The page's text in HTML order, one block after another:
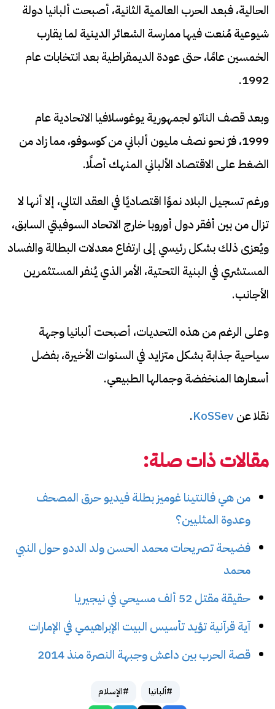
الحالية، فبعد الحرب العالمية الثانية، أصبحت ألبانيا دولة
شيوعية مُنعت فيها ممارسة الشعائر الدينية لما يقارب
الخمسين عامًا، حتى عودة الديمقراطية بعد انتخابات عام
1992.
وبعد قصف الناتو لجمهورية يوغوسلافيا الاتحادية عام
1999، فرّ نحو نصف مليون ألباني من كوسوفو، مما زاد من
الضغط على الاقتصاد الألباني المنهك أصلًا.
ورغم تسجيل البلاد نموًا اقتصاديًا في العقد التالي، إلا أنها لا
تزال من بين أفقر دول أوروبا خارج الاتحاد السوفيتي السابق،
ويُعزى ذلك بشكل رئيسي إلى ارتفاع معدلات البطالة والفساد
المستشري في البنية التحتية، الأمر الذي يُنفر المستثمرين
الأجانب.
وعلى الرغم من هذه التحديات، أصبحت ألبانيا وجهة
سياحية جذابة بشكل متزايد في السنوات الأخيرة، بفضل
أسعارها المنخفضة وجمالها الطبيعي.
نقلا عنKoSSev
.
مقالات ذات صلة:
من هي فالنتينا غوميز بطلة فيديو حرق المصحف
وعدوة المثليين؟
فضيحة تصريحات محمد الحسن ولد الددو حول النبي
محمد
حقيقة مقتل 52 ألف مسيحي في نيجيريا
آية قرآنية تؤيد تأسيس البيت الإبراهيمي في الإمارات
قصة الحرب بين داعش وجبهة النصرة منذ 2014
#ألبانيا #الإسلام